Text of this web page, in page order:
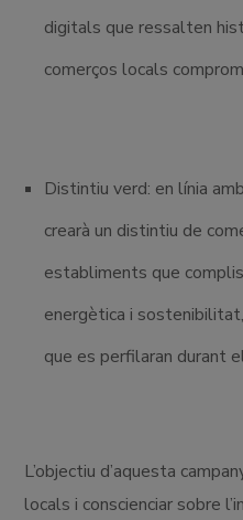
digitals que ressalten
comerços locals
Distintiu verd: en línia
crearà un distintiu de
establiments que
energètica i
que es perfilaran durant
L’objectiu d’aquesta
locals i conscienciar sobre